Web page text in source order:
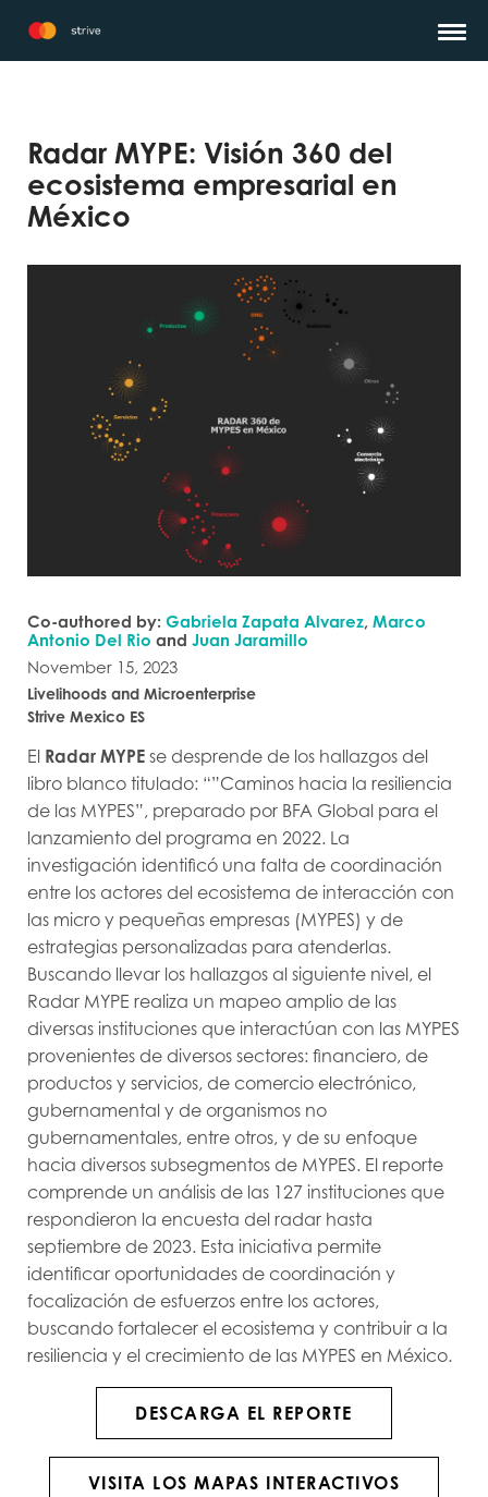
Radar MYPE: Visión 360 del
ecosistema empresarial en
México
Co-authored by: Gabriela Zapata Alvarez, Marco
Antonio Del Rio and Juan Jaramillo
November 15, 2023
Livelihoods and Microenterprise
Strive Mexico ES
El Radar MYPE se desprende de los hallazgos del
libro blanco titulado: “”Caminos hacia la resiliencia
de las MYPES”, preparado por BFA Global para el
lanzamiento del programa en 2022. La
investigación identificó una falta de coordinación
entre los actores del ecosistema de interacción con
las micro y pequeñas empresas (MYPES) y de
estrategias personalizadas para atenderlas.
Buscando llevar los hallazgos al siguiente nivel, el
Radar MYPE realiza un mapeo amplio de las
diversas instituciones que interactúan con las MYPES
provenientes de diversos sectores: financiero, de
productos y servicios, de comercio electrónico,
gubernamental y de organismos no
gubernamentales, entre otros, y de su enfoque
hacia diversos subsegmentos de MYPES. El reporte
comprende un análisis de las 127 instituciones que
respondieron la encuesta del radar hasta
septiembre de 2023. Esta iniciativa permite
identificar oportunidades de coordinación y
focalización de esfuerzos entre los actores,
buscando fortalecer el ecosistema y contribuir a la
resiliencia y el crecimiento de las MYPES en México.
DESCARGA EL REPORTE
VISITA LOS MAPAS INTERACTIVOS